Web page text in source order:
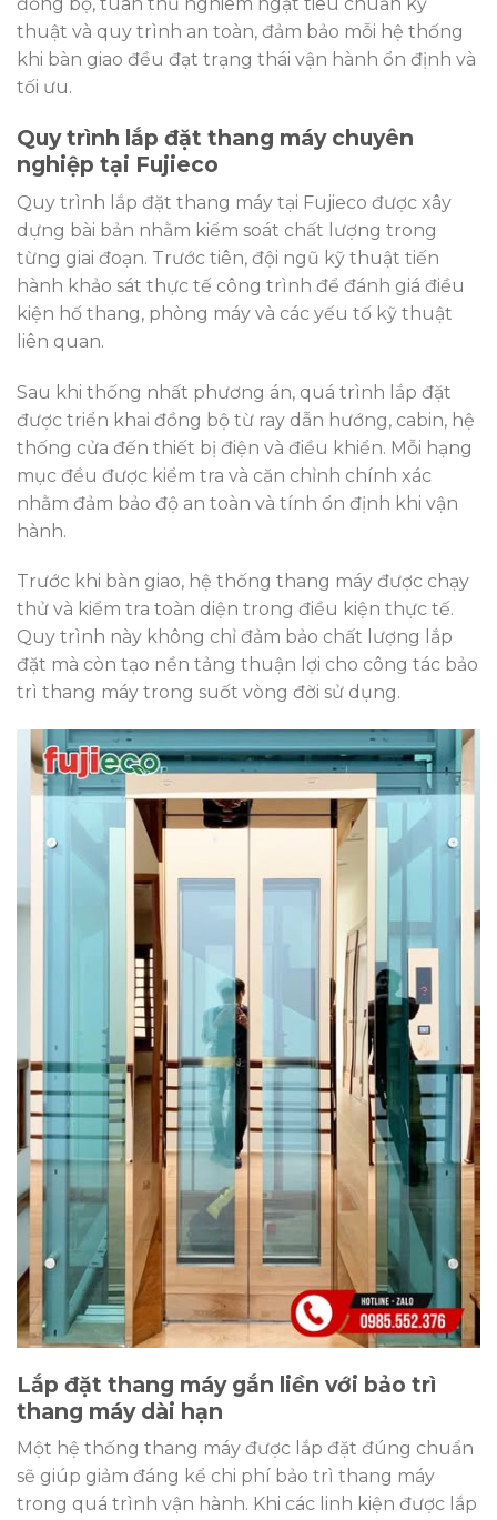
đồng bộ, tuân thủ nghiêm ngặt tiêu chuẩn kỹ
thuật và quy trình an toàn, đảm bảo mỗi hệ thống
khi bàn giao đều đạt trạng thái vận hành ổn định và
tối ưu.
Quy trình lắp đặt thang máy chuyên
nghiệp tại Fujieco
Quy trình lắp đặt thang máy tại Fujieco được xây
dựng bài bản nhằm kiểm soát chất lượng trong
từng giai đoạn. Trước tiên, đội ngũ kỹ thuật tiến
hành khảo sát thực tế công trình để đánh giá điều
kiện hố thang, phòng máy và các yếu tố kỹ thuật
liên quan.
Sau khi thống nhất phương án, quá trình lắp đặt
được triển khai đồng bộ từ ray dẫn hướng, cabin, hệ
thống cửa đến thiết bị điện và điều khiển. Mỗi hạng
mục đều được kiểm tra và căn chỉnh chính xác
nhằm đảm bảo độ an toàn và tính ổn định khi vận
hành.
Trước khi bàn giao, hệ thống thang máy được chạy
thử và kiểm tra toàn diện trong điều kiện thực tế.
Quy trình này không chỉ đảm bảo chất lượng lắp
đặt mà còn tạo nền tảng thuận lợi cho công tác bảo
trì thang máy trong suốt vòng đời sử dụng.
Lắp đặt thang máy gắn liền với bảo trì
thang máy dài hạn
Một hệ thống thang máy được lắp đặt đúng chuẩn
sẽ giúp giảm đáng kể chi phí bảo trì thang máy
trong quá trình vận hành. Khi các linh kiện được lắp